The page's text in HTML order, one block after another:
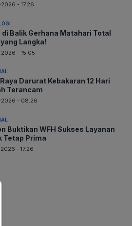
- 17.26
di Balik Gerhana Matahari Total
Langka!
- 15.05
Darurat Kebakaran 12 Hari
Terancam
- 08.26
Buktikan WFH Sukses Layanan
Tetap Prima
- 17.26